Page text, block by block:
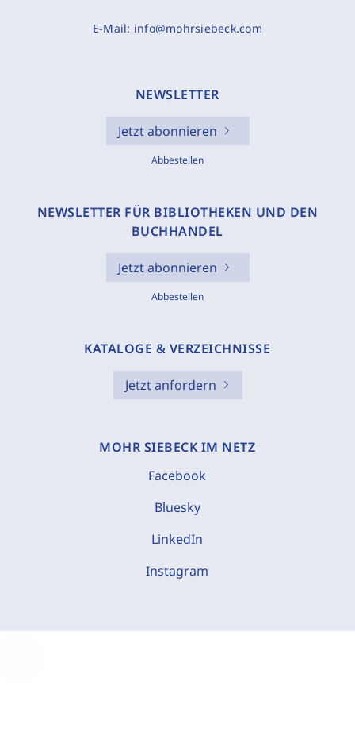
E-Mail: info@mohrsiebeck.com
NEWSLETTER
Jetzt abonnieren
Abbestellen
NEWSLETTER FÜR BIBLIOTHEKEN UND DEN
BUCHHANDEL
Jetzt abonnieren
Abbestellen
KATALOGE & VERZEICHNISSE
Jetzt anfordern
MOHR SIEBECK IM NETZ
Facebook
Bluesky
LinkedIn
Instagram